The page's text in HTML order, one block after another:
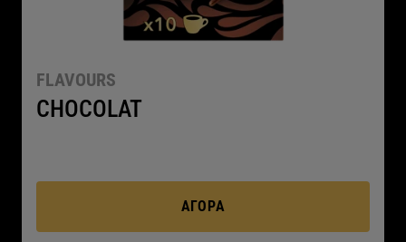
FLAVOURS
CHOCOLAT
ΑΓΟΡΆ